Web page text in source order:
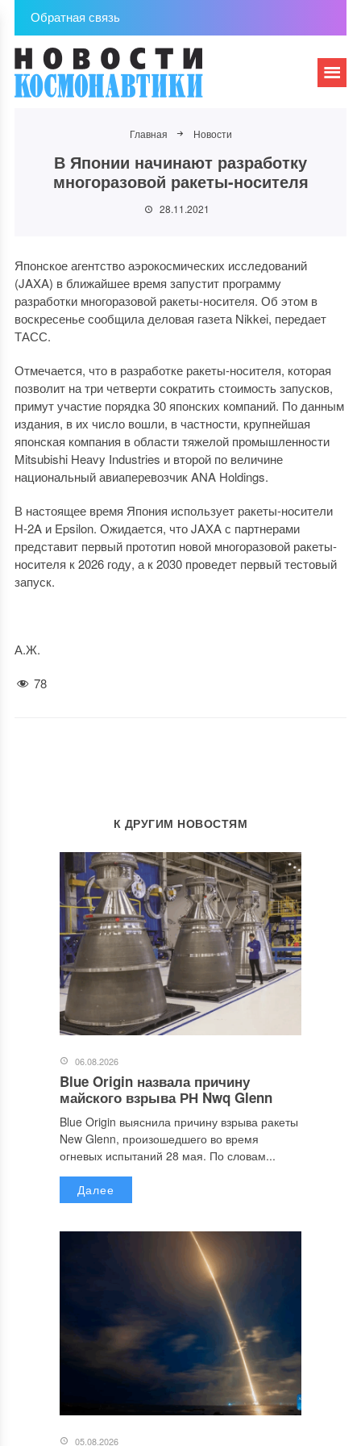
Обратная связь
Главная Новости
В Японии начинают разработку
многоразовой ракеты-носителя
28.11.2021
Японское агентство аэрокосмических исследований
(JAXA) в ближайшее время запустит программу
разработки многоразовой ракеты-носителя. Об этом в
воскресенье сообщила деловая газета Nikkei, передает
ТАСС.
Отмечается, что в разработке ракеты-носителя, которая
позволит на три четверти сократить стоимость запусков,
примут участие порядка 30 японских компаний. По данным
издания, в их число вошли, в частности, крупнейшая
японская компания в области тяжелой промышленности
Mitsubishi Heavy Industries и второй по величине
национальный авиаперевозчик ANA Holdings.
В настоящее время Япония использует ракеты-носители
H-2A и Epsilon. Ожидается, что JAXA с партнерами
представит первый прототип новой многоразовой ракеты-
носителя к 2026 году, а к 2030 проведет первый тестовый
запуск.
А.Ж.
78
К ДРУГИМ НОВОСТЯМ
06.08.2026
Blue Origin назвала причину
майского взрыва РН Nwq Glenn
Blue Origin выяснила причину взрыва ракеты
New Glenn, произошедшего во время
огневых испытаний 28 мая. По словам...
Далее
05.08.2026